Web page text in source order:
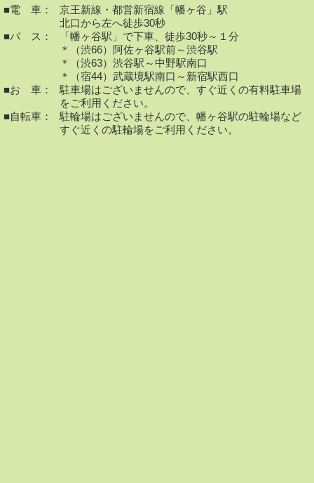
■電 車：
京王新線・都営新宿線「幡ヶ谷」駅
北口から左へ徒歩30秒
■バ ス：
「幡ヶ谷駅」で下車、徒歩30秒～１分
＊（渋66）阿佐ヶ谷駅前～渋谷駅
＊（渋63）渋谷駅～中野駅南口
＊（宿44）武蔵境駅南口～新宿駅西口
■お 車：
駐車場はございませんので、すぐ近くの有料駐車場
をご利用ください。
■自転車：
駐輪場はございませんので、幡ヶ谷駅の駐輪場など
すぐ近くの駐輪場をご利用ください。